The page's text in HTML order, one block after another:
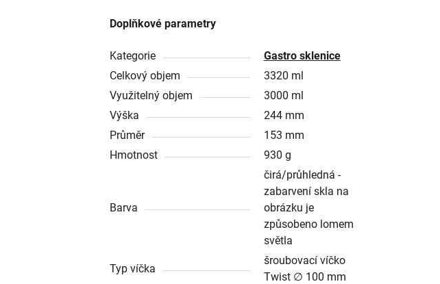
Doplňkové parametry
Kategorie
Gastro sklenice
Celkový objem
3320 ml
Využitelný objem
3000 ml
Výška
244 mm
Průměr
153 mm
Hmotnost
930 g
Barva
čirá/průhledná -
zabarvení skla na
obrázku je
způsobeno lomem
světla
Typ víčka
šroubovací víčko
Twist ∅ 100 mm